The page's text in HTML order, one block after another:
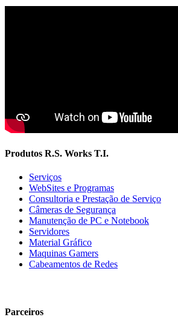
Produtos R.S. Works T.I.
Serviços
WebSites e Programas
Consultoria e Prestação de Serviço
Câmeras de Segurança
Manutenção de PC e Notebook
Servidores
Material Gráfico
Maquinas Gamers
Cabeamentos de Redes
Parceiros